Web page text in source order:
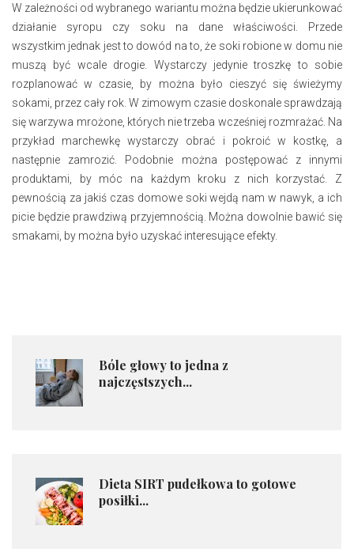
W zależności od wybranego wariantu można będzie ukierunkować
działanie syropu czy soku na dane właściwości. Przede
wszystkim jednak jest to dowód na to, że soki robione w domu nie
muszą być wcale drogie. Wystarczy jedynie troszkę to sobie
rozplanować w czasie, by można było cieszyć się świeżymy
sokami, przez cały rok. W zimowym czasie doskonale sprawdzają
się warzywa mrożone, których nie trzeba wcześniej rozmrażać. Na
przykład marchewkę wystarczy obrać i pokroić w kostkę, a
następnie zamrozić. Podobnie można postępować z innymi
produktami, by móc na każdym kroku z nich korzystać. Z
pewnością za jakiś czas domowe soki wejdą nam w nawyk, a ich
picie będzie prawdziwą przyjemnością. Można dowolnie bawić się
smakami, by można było uzyskać interesujące efekty.
Bóle głowy to jedna z
najczęstszych...
​Dieta SIRT pudełkowa to gotowe
posiłki...